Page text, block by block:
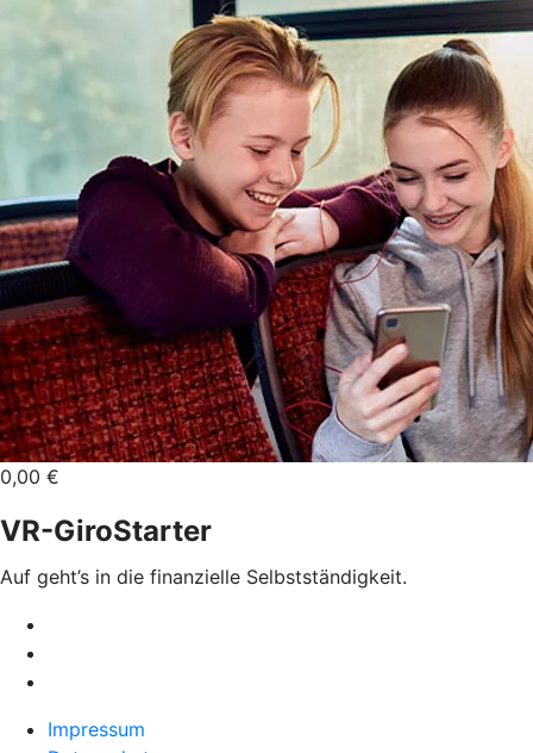
0,00 €
VR-GiroStarter
Auf geht’s in die finanzielle Selbstständigkeit.
Impressum